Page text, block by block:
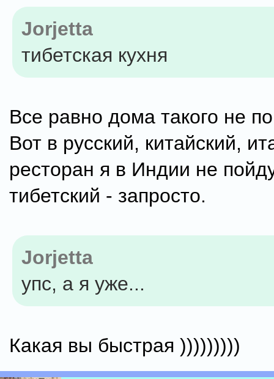
Jorjetta
тибетская кухня
Все равно дома такого не
Вот в русский, китайский,
ресторан я в Индии не
тибетский - запросто.
Jorjetta
упс, а я уже...
Какая вы быстрая )))))))))